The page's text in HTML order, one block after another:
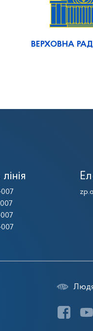
ВЕРХОВНА